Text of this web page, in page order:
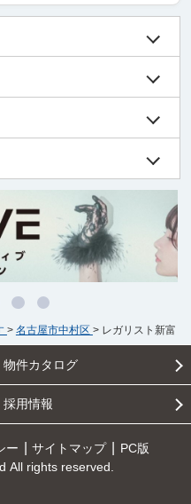
> 名古屋市中村区 > レガリスト新富
物件カタログ
採用情報
ー サイトマップ
PC版
All rights reserved.